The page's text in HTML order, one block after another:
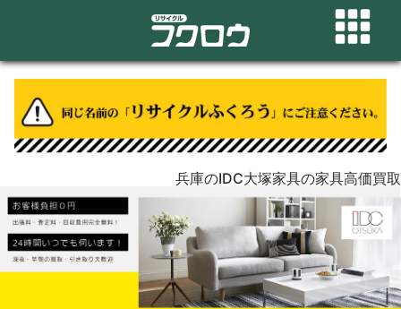
兵庫のIDC大塚家具の家具高価買取